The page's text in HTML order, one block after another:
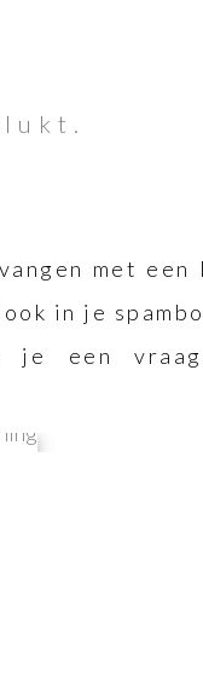
met een
in je
een